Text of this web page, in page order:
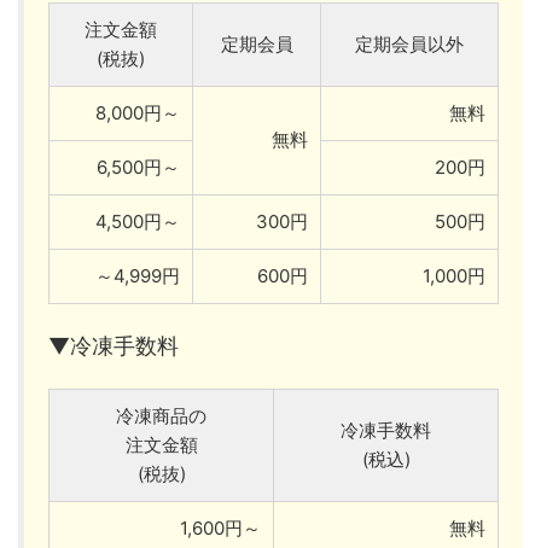
注文金額
(税抜)
定期会員 定期会員以外
8,000円～
無料
無料
6,500円～ 200円
4,500円～ 300円 500円
～4,999円 600円 1,000円
▼冷凍手数料
冷凍商品の
注文金額
(税抜)
冷凍手数料
(税込)
1,600円～ 無料